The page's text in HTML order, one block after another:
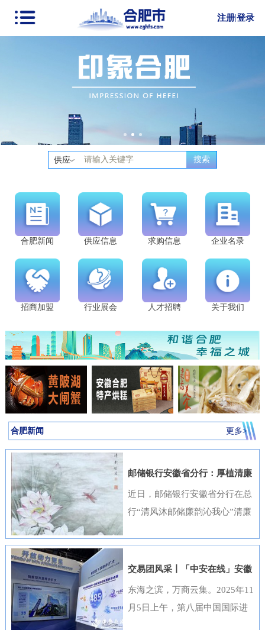
注册 |登录
供应 搜索
合肥新闻 供应信息 求购信息 企业名录
招商加盟 行业展会 人才招聘 关于我们
合肥新闻 更多>
邮储银行安徽省分行：厚植清廉
金融文化筑牢高质量发展根基
近日，邮储银行安徽省分行在总
行“清风沐邮储廉韵沁我心”清廉
出，选送的四部作品全部获奖，
获奖数量位居全国首位，并荣
交易团风采丨「中安在线」安徽
元素闪耀进博会
东海之滨，万商云集。2025年11
月5日上午，第八届中国国际进